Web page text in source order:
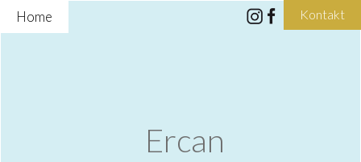
Home Kontakt
Ercan